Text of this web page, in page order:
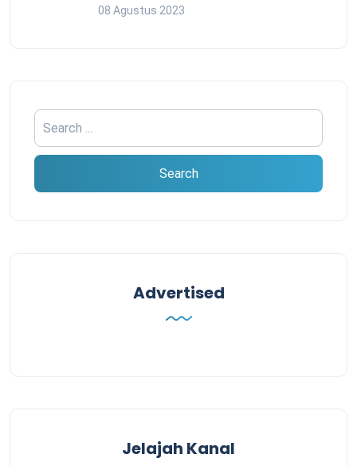
08 Agustus 2023
Advertised
Jelajah Kanal